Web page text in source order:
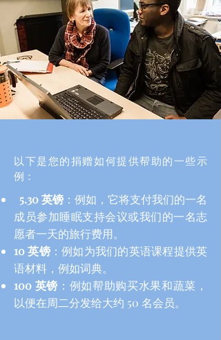
以下是您的捐赠如何提供帮助的一些示
例：
5.30 英镑 ：例如，它将支付我们的一名
成员参加睡眠支持会议或我们的一名志
愿者一天的旅行费用。
10 英镑：例如为我们的英语课程提供英
语材料，例如词典。
100 英镑 ：例如帮助购买水果和蔬菜，
以便在周二分发给大约 50 名会员。